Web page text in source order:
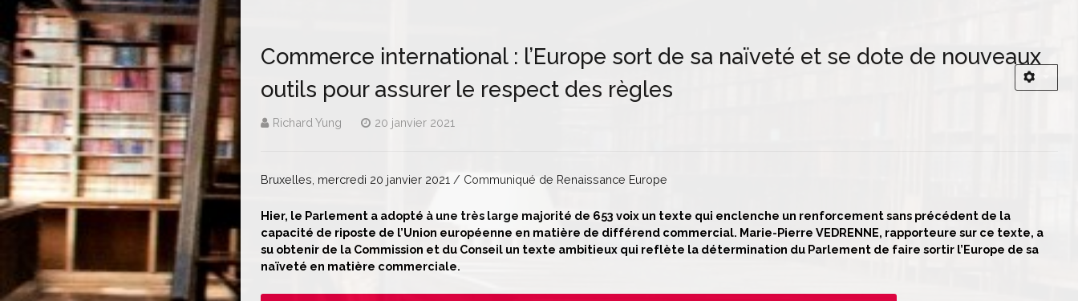
Commerce international : l’Europe sort de sa naïveté et se dote de nouveaux
outils pour assurer le respect des règles
Richard Yung 20 janvier 2021
Bruxelles, mercredi 20 janvier 2021 / Communiqué de Renaissance Europe
Hier, le Parlement a adopté à une très large majorité de 653 voix un texte qui enclenche un renforcement sans précédent de la
capacité de riposte de l’Union européenne en matière de différend commercial. Marie-Pierre VEDRENNE, rapporteure sur ce texte, a
su obtenir de la Commission et du Conseil un texte ambitieux qui reflète la détermination du Parlement de faire sortir l’Europe de sa
naïveté en matière commerciale.